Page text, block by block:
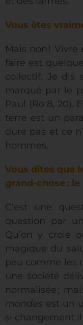
Vous êtes
Mais non ! Vivre
faire est
collectif. Je dis
marqué par le
Paul (Ro 8, 20).
terre est un
dure pas et ce
hommes.
Vous dites que
grand-chose:
C’est une
question par
Qu’on y croie
magique du
peu comme les
une société
normalisée ;
mondes est un
si changement il